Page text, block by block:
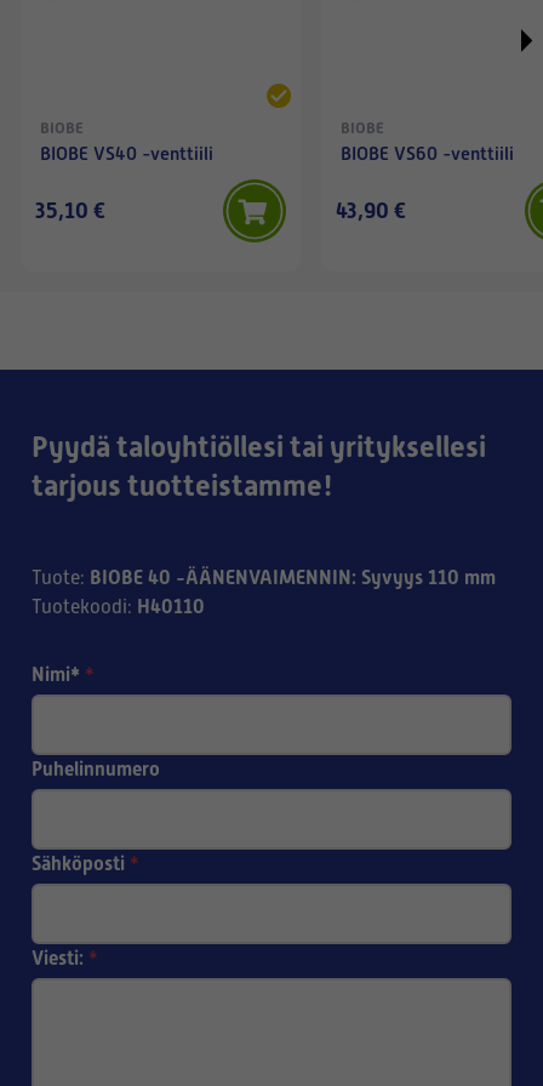
sopivan vaimentimen.
BIOBE
BIOBE VS40 -venttiili
35,10 €
BIOBE
BIOBE VS60 -venttiili
43,90 €
Pyydä taloyhtiöllesi tai yrityksellesi
tarjous tuotteistamme!
Tuote: BIOBE 40 -ÄÄNENVAIMENNIN: Syvyys 110 mm
Tuotekoodi: H40110
Nimi* *
Puhelinnumero
Sähköposti *
Viesti: *